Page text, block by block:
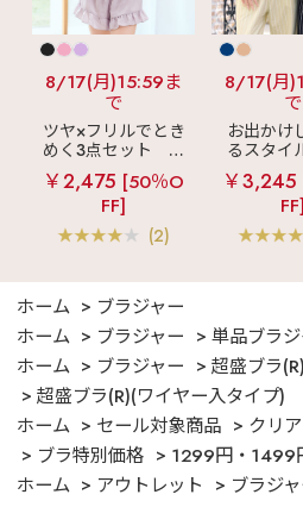
8/17(月)15:59ま
で
ツヤ×フリルでとき
めく3点セット
シ
ルキー ショートパ
ンツ 3点セット
￥2,475 [50％O
FF]
(2)
8/17(月
で
お出かけ
るスタイ
見え
ス
フリル ロ
ツ 綿混 上
￥3,245
FF]
ホーム
ブラジャー
ホーム
ブラジャー
単品ブラ
ホーム
ブラジャー
超盛ブラ(R)
超盛ブラ(R)(ワイヤー入タイプ)
ホーム
セール対象商品
クリ
ブラ特別価格
1299円・1499
ホーム
アウトレット ブラジ